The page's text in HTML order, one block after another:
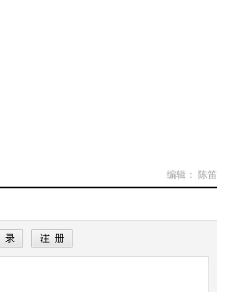
编辑： 陈笛